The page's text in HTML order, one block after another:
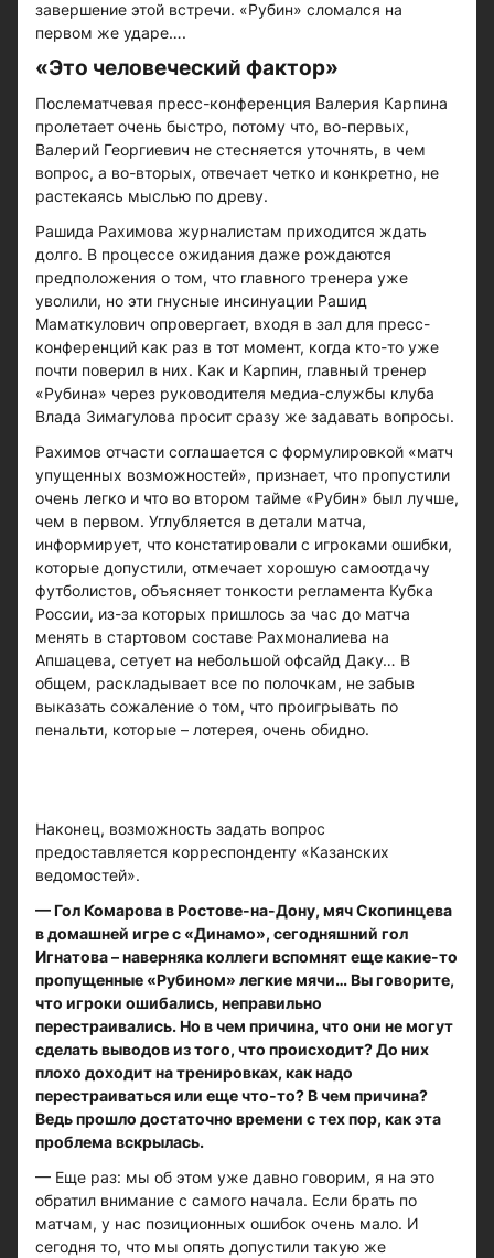
завершение этой встречи. «Рубин» сломался на
первом же ударе….
«Это человеческий фактор»
Послематчевая пресс-конференция Валерия Карпина
пролетает очень быстро, потому что, во-первых,
Валерий Георгиевич не стесняется уточнять, в чем
вопрос, а во-вторых, отвечает четко и конкретно, не
растекаясь мыслью по древу.
Рашида Рахимова журналистам приходится ждать
долго. В процессе ожидания даже рождаются
предположения о том, что главного тренера уже
уволили, но эти гнусные инсинуации Рашид
Маматкулович опровергает, входя в зал для пресс-
конференций как раз в тот момент, когда кто-то уже
почти поверил в них. Как и Карпин, главный тренер
«Рубина» через руководителя медиа-службы клуба
Влада Зимагулова просит сразу же задавать вопросы.
Рахимов отчасти соглашается с формулировкой «матч
упущенных возможностей», признает, что пропустили
очень легко и что во втором тайме «Рубин» был лучше,
чем в первом. Углубляется в детали матча,
информирует, что констатировали с игроками ошибки,
которые допустили, отмечает хорошую самоотдачу
футболистов, объясняет тонкости регламента Кубка
России, из-за которых пришлось за час до матча
менять в стартовом составе Рахмоналиева на
Апшацева, сетует на небольшой офсайд Даку… В
общем, раскладывает все по полочкам, не забыв
выказать сожаление о том, что проигрывать по
пенальти, которые – лотерея, очень обидно.
Наконец, возможность задать вопрос
предоставляется корреспонденту «Казанских
ведомостей».
— Гол Комарова в Ростове-на-Дону, мяч Скопинцева
в домашней игре с «Динамо», сегодняшний гол
Игнатова – наверняка коллеги вспомнят еще какие-то
пропущенные «Рубином» легкие мячи… Вы говорите,
что игроки ошибались, неправильно
перестраивались. Но в чем причина, что они не могут
сделать выводов из того, что происходит? До них
плохо доходит на тренировках, как надо
перестраиваться или еще что-то? В чем причина?
Ведь прошло достаточно времени с тех пор, как эта
проблема вскрылась.
— Еще раз: мы об этом уже давно говорим, я на это
обратил внимание с самого начала. Если брать по
матчам, у нас позиционных ошибок очень мало. И
сегодня то, что мы опять допустили такую же